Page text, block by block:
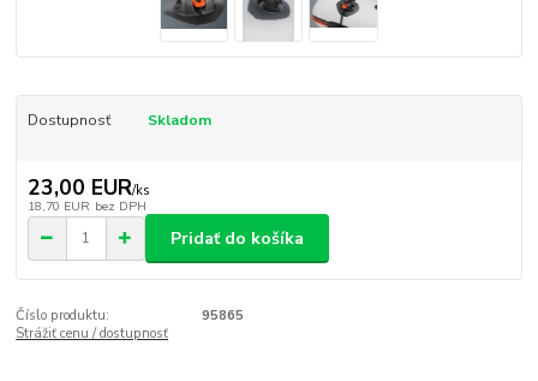
Dostupnosť Skladom
23,00 EUR/ks
18,70 EUR bez DPH
Pridať do košíka
Číslo produktu:
95865
Strážiť cenu / dostupnosť